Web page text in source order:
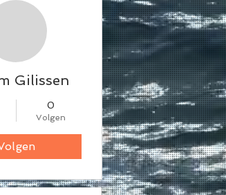
Gilissen
0
Volgen